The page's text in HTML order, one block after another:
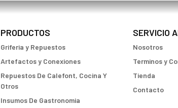
PRODUCTOS
Griferia y Repuestos
Artefactos y Conexiones
Repuestos De Calefont, Cocina Y
Otros
Insumos De Gastronomia
SERVICIO
Nosotros
Terminos y
Tienda
Contacto